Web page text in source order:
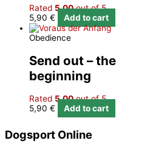
Rated 5.00out of 5
5,90 € Add to cart
Obedience
Send out – the
beginning
Rated 5.00out of 5
5,90 € Add to cart
Dogsport Online